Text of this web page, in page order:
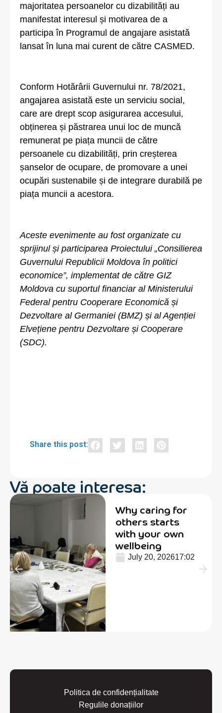
majoritatea persoanelor cu dizabilități au
manifestat interesul și motivarea de a
participa în Programul de angajare asistată
lansat în luna mai curent de către CASMED.
Conform Hotărârii Guvernului nr. 78/2021,
angajarea asistată este un serviciu social,
care are drept scop asigurarea accesului,
obținerea și păstrarea unui loc de muncă
remunerat pe piața muncii de către
persoanele cu dizabilități, prin creșterea
șanselor de ocupare, de promovare a unei
ocupări sustenabile și de integrare durabilă pe
piața muncii a acestora.
Aceste evenimente au fost organizate cu
sprijinul și participarea Proiectului „Consilierea
Guvernului Republicii Moldova în politici
economice”, implementat de către GIZ
Moldova cu suportul financiar al Ministerului
Federal pentru Cooperare Economică și
Dezvoltare al Germaniei (BMZ) și al Agenției
Elvețiene pentru Dezvoltare și Cooperare
(SDC).
Share this post:
Vă poate interesa:
Why caring for
others starts
with your own
wellbeing
July 20, 202617:02
Politica de confidențialitate
Regulile donațiilor